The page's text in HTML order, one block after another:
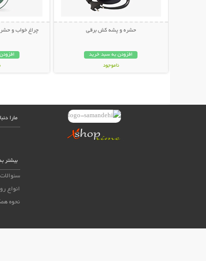
حشره و پشه کش برقی
افزودن به سبد خرید
ناموجود
چراغ خواب و
مارا
بیشتر
انواع
نحوه